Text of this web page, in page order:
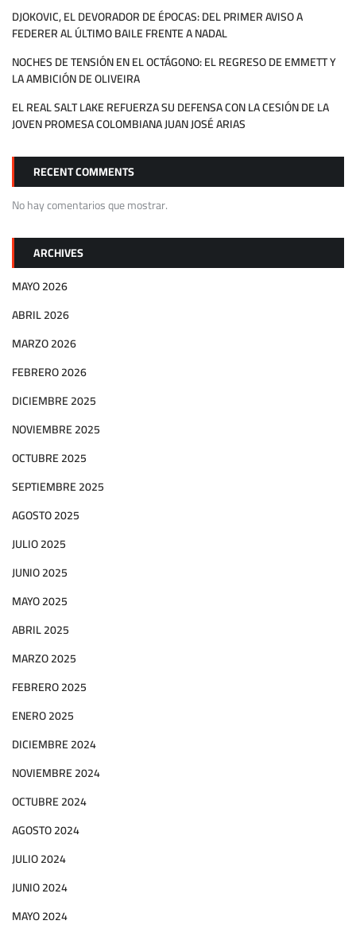
DJOKOVIC, EL DEVORADOR DE ÉPOCAS: DEL PRIMER AVISO A
FEDERER AL ÚLTIMO BAILE FRENTE A NADAL
NOCHES DE TENSIÓN EN EL OCTÁGONO: EL REGRESO DE EMMETT Y
LA AMBICIÓN DE OLIVEIRA
EL REAL SALT LAKE REFUERZA SU DEFENSA CON LA CESIÓN DE LA
JOVEN PROMESA COLOMBIANA JUAN JOSÉ ARIAS
RECENT COMMENTS
No hay comentarios que mostrar.
ARCHIVES
MAYO 2026
ABRIL 2026
MARZO 2026
FEBRERO 2026
DICIEMBRE 2025
NOVIEMBRE 2025
OCTUBRE 2025
SEPTIEMBRE 2025
AGOSTO 2025
JULIO 2025
JUNIO 2025
MAYO 2025
ABRIL 2025
MARZO 2025
FEBRERO 2025
ENERO 2025
DICIEMBRE 2024
NOVIEMBRE 2024
OCTUBRE 2024
AGOSTO 2024
JULIO 2024
JUNIO 2024
MAYO 2024